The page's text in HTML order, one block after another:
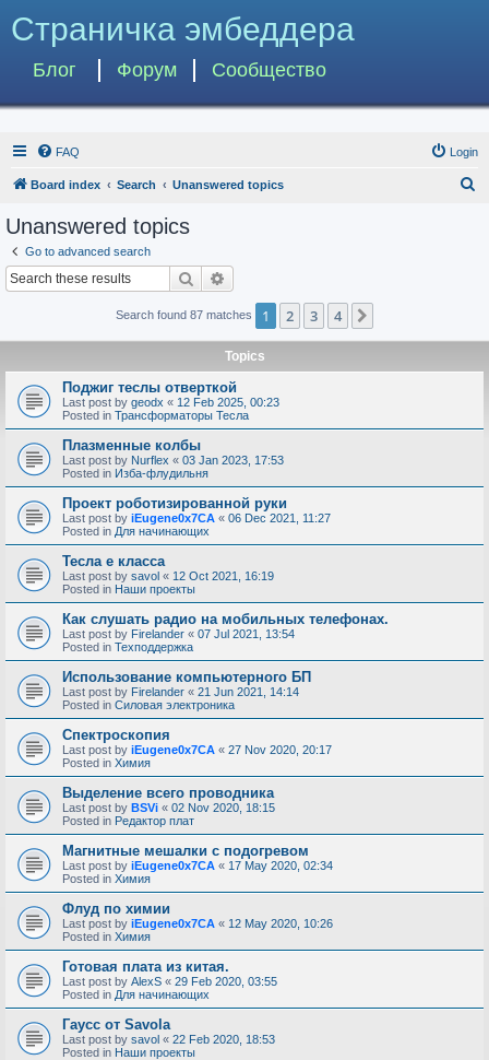
Страничка эмбеддера
Блог Форум Сообщество
FAQ Login
Board index Search Unanswered topics
Unanswered topics
Go to advanced search
Search
Search found 87 matches 1 2 3 4
Topics
Поджиг теслы отверткой
Last post by geodx « 12 Feb 2025, 00:23
Posted in Трансформаторы Тесла
Плазменные колбы
Last post by Nurflex « 03 Jan 2023, 17:53
Posted in Изба-флудильня
Проект роботизированной руки
Last post by iEugene0x7CA « 06 Dec 2021, 11:27
Posted in Для начинающих
Тесла е класса
Last post by savol « 12 Oct 2021, 16:19
Posted in Наши проекты
Как слушать радио на мобильных телефонах.
Last post by Firelander « 07 Jul 2021, 13:54
Posted in Техподдержка
Использование компьютерного БП
Last post by Firelander « 21 Jun 2021, 14:14
Posted in Силовая электроника
Спектроскопия
Last post by iEugene0x7CA « 27 Nov 2020, 20:17
Posted in Химия
Выделение всего проводника
Last post by BSVi « 02 Nov 2020, 18:15
Posted in Редактор плат
Магнитные мешалки с подогревом
Last post by iEugene0x7CA « 17 May 2020, 02:34
Posted in Химия
Флуд по химии
Last post by iEugene0x7CA « 12 May 2020, 10:26
Posted in Химия
Готовая плата из китая.
Last post by AlexS « 29 Feb 2020, 03:55
Posted in Для начинающих
Гаусс от Savola
Last post by savol « 22 Feb 2020, 18:53
Posted in Наши проекты